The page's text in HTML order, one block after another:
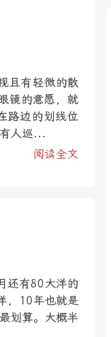
且有轻微的散
镜的意愿，就
路边的划线位
人巡...
阅读全文
还有80大洋的
，10年也就是
划算。大概半